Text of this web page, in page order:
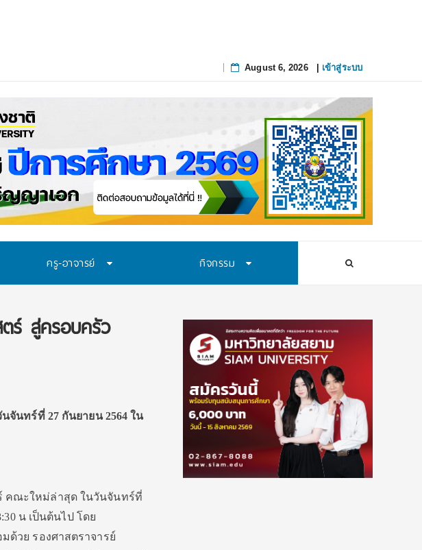
August 6, 2026| เข้าสู่ระบบ
ครู-อาจารย์ กิจกรรม
ร์ สู่ครอบครัว
นทร์ที่ 27 กันยายน 2564 ใน
คณะใหม่ล่าสุด ในวันจันทร์ที่
น เป็นต้นไป โดย
ด้วย รองศาสตราจารย์